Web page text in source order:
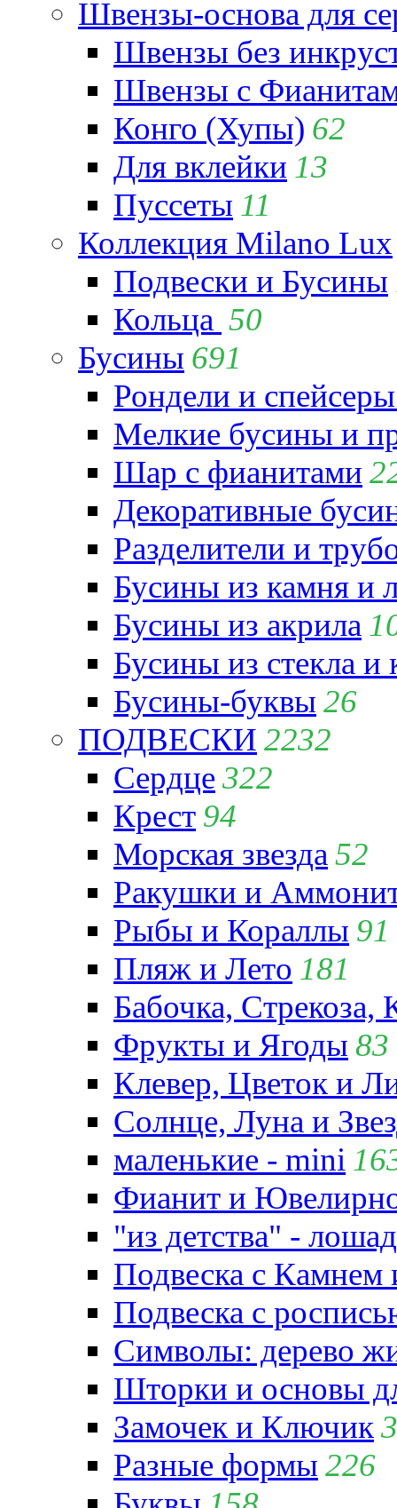
Швензы-основа для
Швензы без
Швензы с
Конго (Хупы) 62
Для вклейки 13
Пуссеты 11
Коллекция Milano Lux
Подвески и Бусины
Кольца 50
Бусины 691
Рондели и
Мелкие бусины и
Шар с фианитами
Декоративные
Разделители и
Бусины из камня и
Бусины из акрила
Бусины из стекла и
Бусины-буквы 26
ПОДВЕСКИ 2232
Сердце322
Крест 94
Морская звезда 52
Ракушки и
Рыбы и Кораллы 91
Пляж и Лето 181
Бабочка,
Фрукты и Ягоды 83
Клевер, Цветок и
Солнце, Луна и
маленькие - mini
Фианит и
"из детства" -
Подвеска с
Подвеска с
Символы: дерево
Шторки и основы
Замочек и Ключик
Разные формы 226